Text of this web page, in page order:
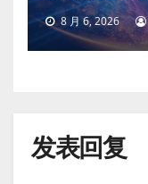
8 月 6, 2026
发表回复